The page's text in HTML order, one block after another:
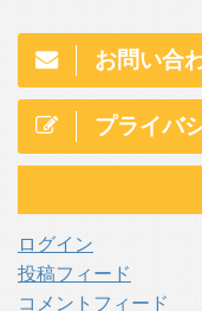
お問い合
プライバ
ログイン
投稿フィード
コメントフィード